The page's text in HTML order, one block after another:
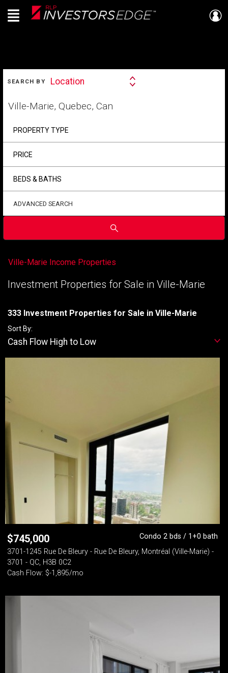
Live
En Direct
Menu
SEARCH BY
Search
Location
your
search
PROPERTY TYPE
PRICE
BEDS & BATHS
ADVANCED SEARCH
Submit
Ville-Marie Income Properties
Investment Properties for Sale in Ville-Marie
333 Investment Properties for Sale in Ville-Marie
Sort By:
Cash Flow High to Low
$745,000
Condo 2 bds / 1+0 bath
3701-1245 Rue De Bleury - Rue De Bleury, Montréal (Ville-Marie) -
3701 - QC, H3B 0C2
Cash Flow: $-1,895/mo